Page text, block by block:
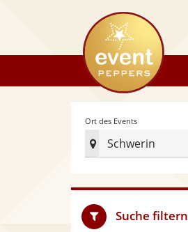
eventpeppers
Ort des Events
Schwerin
Radius
Suche filtern